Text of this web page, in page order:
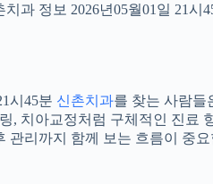
과 정보 2026년05월01일 21시
시45분 신촌치과를 찾는 사람들
, 치아교정처럼 구체적인 진료
관리까지 함께 보는 흐름이 중